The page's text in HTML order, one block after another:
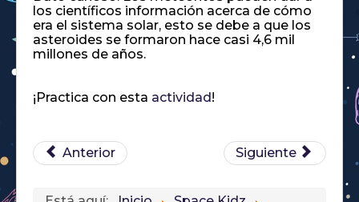
los científicos información acerca de cómo
era el sistema solar, esto se debe a que los
asteroides se formaron hace casi 4,6 mil
millones de años.
¡Practica con esta actividad !
Anterior Siguiente